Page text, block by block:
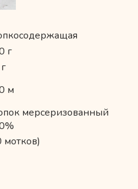
г
м
мерсеризованный
мотков)